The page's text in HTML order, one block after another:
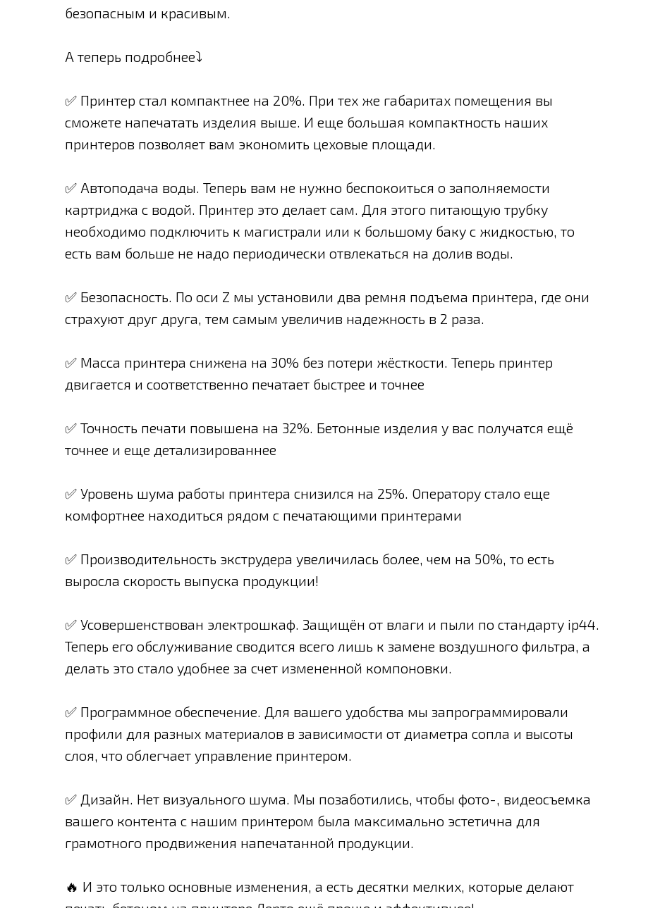
безопасным и красивым.
А теперь подробнее⤵️
✅ Принтер стал компактнее на 20%. При тех же габаритах помещения вы
сможете напечатать изделия выше. И еще большая компактность наших
принтеров позволяет вам экономить цеховые площади.
✅ Автоподача воды. Теперь вам не нужно беспокоиться о заполняемости
картриджа с водой. Принтер это делает сам. Для этого питающую трубку
необходимо подключить к магистрали или к большому баку с жидкостью, то
есть вам больше не надо периодически отвлекаться на долив воды.
✅ Безопасность. По оси Z мы установили два ремня подъема принтера, где они
страхуют друг друга, тем самым увеличив надежность в 2 раза.
✅ Масса принтера снижена на 30% без потери жёсткости. Теперь принтер
двигается и соответственно печатает быстрее и точнее
✅ Точность печати повышена на 32%. Бетонные изделия у вас получатся ещё
точнее и еще детализированнее
✅ Уровень шума работы принтера снизился на 25%. Оператору стало еще
комфортнее находиться рядом с печатающими принтерами
✅ Производительность экструдера увеличилась более, чем на 50%, то есть
выросла скорость выпуска продукции!
✅ Усовершенствован электрошкаф. Защищён от влаги и пыли по стандарту ip44.
Теперь его обслуживание сводится всего лишь к замене воздушного фильтра, а
делать это стало удобнее за счет измененной компоновки.
✅ Программное обеспечение. Для вашего удобства мы запрограммировали
профили для разных материалов в зависимости от диаметра сопла и высоты
слоя, что облегчает управление принтером.
✅ Дизайн. Нет визуального шума. Мы позаботились, чтобы фото-, видеосъемка
вашего контента с нашим принтером была максимально эстетична для
грамотного продвижения напечатанной продукции.
🔥 И это только основные изменения, а есть десятки мелких, которые делают